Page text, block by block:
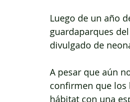
Luego de un año
guardaparques del
divulgado de
A pesar que aún
confirmen que los
hábitat con una